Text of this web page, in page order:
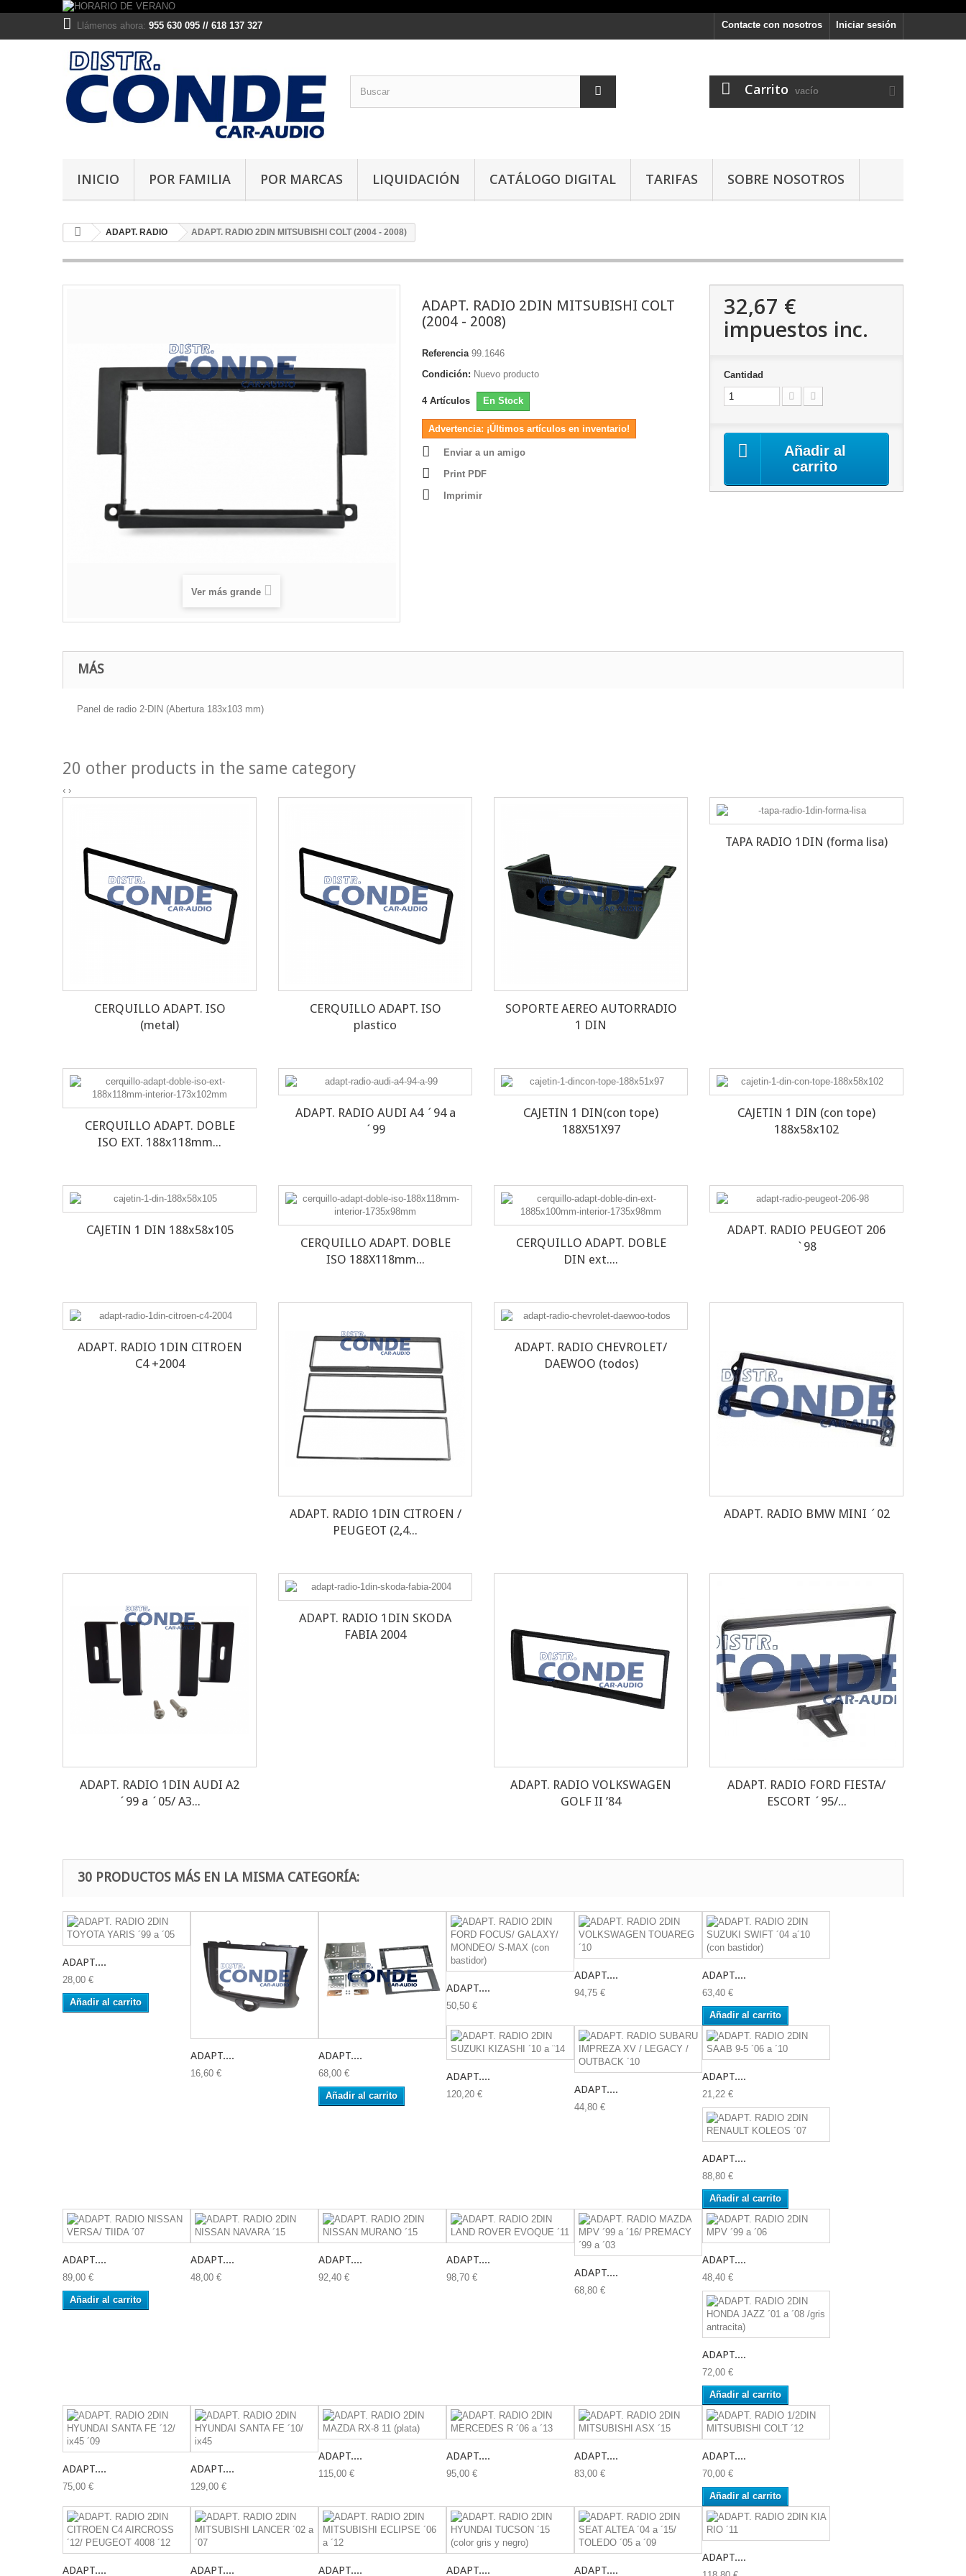
Iniciar sesión
Contacte con nosotros
Llámenos ahora: 955 630 095 // 618 137 327
Carrito vacío
INICIO POR FAMILIA POR MARCAS LIQUIDACIÓN CATÁLOGO DIGITAL TARIFAS SOBRE NOSOTROS
ADAPT. RADIO ADAPT. RADIO 2DIN MITSUBISHI COLT (2004 - 2008)
Ver más grande
ADAPT. RADIO 2DIN MITSUBISHI COLT
(2004 - 2008)
Referencia 99.1646
Condición: Nuevo producto
4 Artículos En Stock
Advertencia: ¡Últimos artículos en inventario!
Enviar a un amigo
Print PDF
Imprimir
32,67 €
impuestos inc.
Cantidad
Añadir al
carrito
MÁS
Panel de radio 2-DIN (Abertura 183x103 mm)
20 other products in the same category
‹ ›
CERQUILLO ADAPT. ISO
(metal)
CERQUILLO ADAPT. ISO
plastico
SOPORTE AEREO AUTORRADIO
1 DIN
TAPA RADIO 1DIN (forma lisa)
CERQUILLO ADAPT. DOBLE
ISO EXT. 188x118mm...
ADAPT. RADIO AUDI A4 ´94 a
´99
CAJETIN 1 DIN(con tope)
188X51X97
CAJETIN 1 DIN (con tope)
188x58x102
CAJETIN 1 DIN 188x58x105
CERQUILLO ADAPT. DOBLE
ISO 188X118mm...
CERQUILLO ADAPT. DOBLE
DIN ext....
ADAPT. RADIO PEUGEOT 206
`98
ADAPT. RADIO 1DIN CITROEN
C4 +2004
ADAPT. RADIO 1DIN CITROEN /
PEUGEOT (2,4...
ADAPT. RADIO CHEVROLET/
DAEWOO (todos)
ADAPT. RADIO BMW MINI ´02
ADAPT. RADIO 1DIN AUDI A2
´99 a ´05/ A3...
ADAPT. RADIO 1DIN SKODA
FABIA 2004
ADAPT. RADIO VOLKSWAGEN
GOLF II ’84
ADAPT. RADIO FORD FIESTA/
ESCORT ´95/...
30 PRODUCTOS MÁS EN LA MISMA CATEGORÍA:
ADAPT....
28,00 €
Añadir al carrito
ADAPT....
16,60 €
ADAPT....
68,00 €
Añadir al carrito
ADAPT....
50,50 €
ADAPT....
94,75 €
ADAPT....
63,40 €
Añadir al carrito
ADAPT....
120,20 € ADAPT....
44,80 €
ADAPT....
21,22 €
ADAPT....
88,80 €
Añadir al carrito
ADAPT....
89,00 €
Añadir al carrito
ADAPT....
48,00 €
ADAPT....
92,40 €
ADAPT....
98,70 € ADAPT....
68,80 €
ADAPT....
48,40 €
ADAPT....
72,00 €
Añadir al carrito
ADAPT....
75,00 €
ADAPT....
129,00 €
ADAPT....
115,00 €
ADAPT....
95,00 €
ADAPT....
83,00 €
ADAPT....
70,00 €
Añadir al carrito
ADAPT.... ADAPT.... ADAPT.... ADAPT.... ADAPT....
ADAPT....